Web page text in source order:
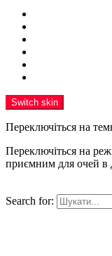
Switch skin
Переключіться на
Переключіться на
приємним для очей в
Search for: